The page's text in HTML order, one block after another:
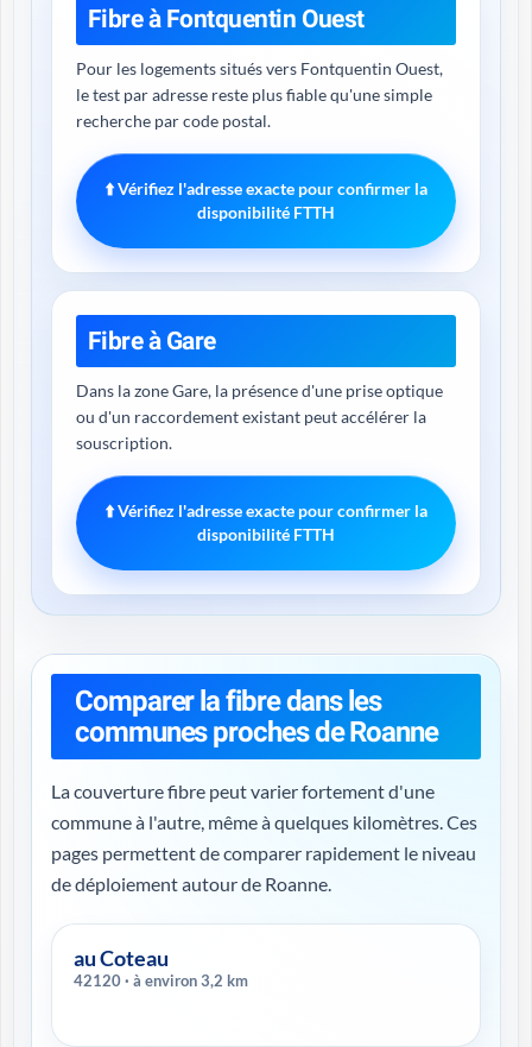
Fibre à Fontquentin Ouest
Pour les logements situés vers Fontquentin Ouest,
le test par adresse reste plus fiable qu'une simple
recherche par code postal.
⬆️ Vérifiez l'adresse exacte pour confirmer la
disponibilité FTTH
Fibre à Gare
Dans la zone Gare, la présence d'une prise optique
ou d'un raccordement existant peut accélérer la
souscription.
⬆️ Vérifiez l'adresse exacte pour confirmer la
disponibilité FTTH
Comparer la fibre dans les
communes proches de Roanne
La couverture fibre peut varier fortement d'une
commune à l'autre, même à quelques kilomètres. Ces
pages permettent de comparer rapidement le niveau
de déploiement autour de Roanne.
au Coteau
42120 · à environ 3,2 km